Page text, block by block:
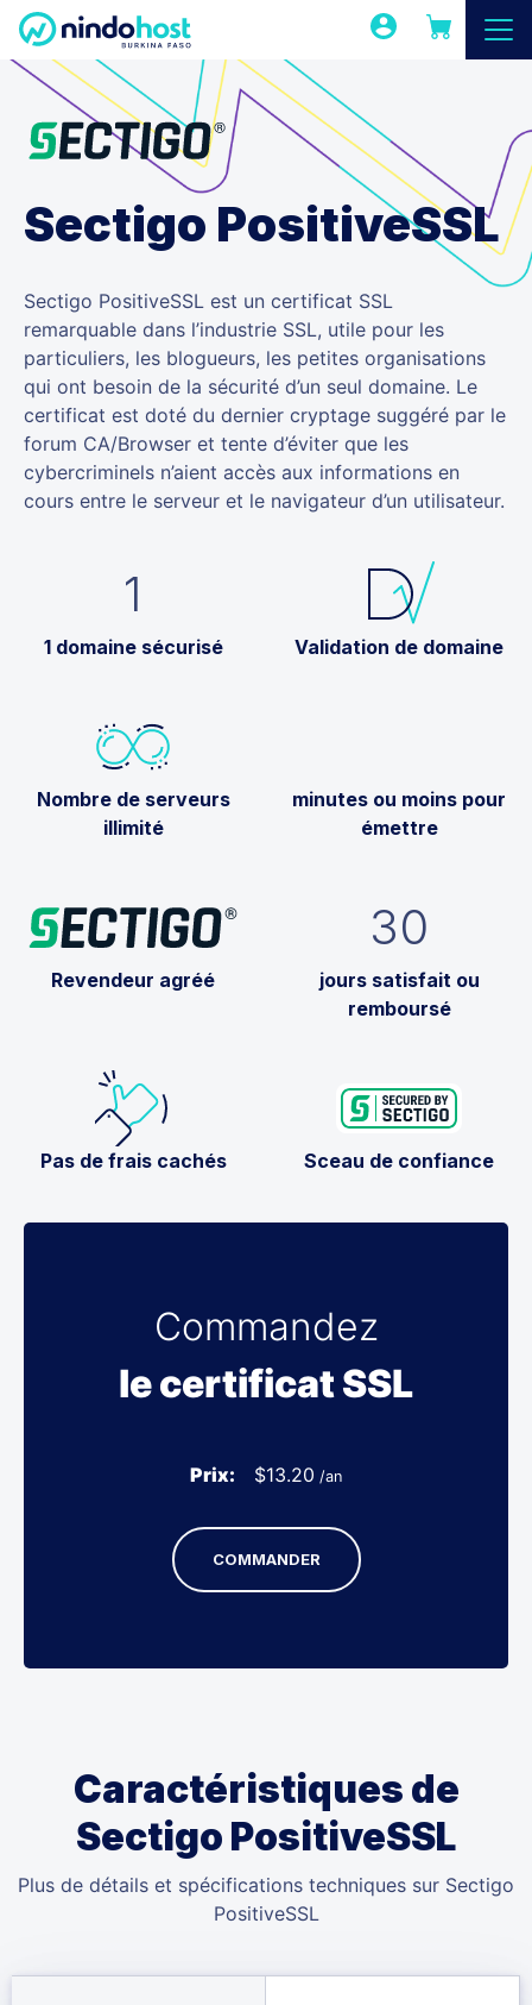
Sectigo PositiveSSL
Sectigo PositiveSSL est un certificat SSL
remarquable dans l’industrie SSL, utile pour les
particuliers, les blogueurs, les petites organisations
qui ont besoin de la sécurité d’un seul domaine. Le
certificat est doté du dernier cryptage suggéré par le
forum CA/Browser et tente d’éviter que les
cybercriminels n’aient accès aux informations en
cours entre le serveur et le navigateur d’un utilisateur.
1
1 domaine sécurisé Validation de domaine
Nombre de serveurs
illimité
minutes ou moins pour
émettre
Revendeur agréé
30
jours satisfait ou
remboursé
Pas de frais cachés Sceau de confiance
Commandez
le certificat SSL
Prix: $13.20 /an
COMMANDER
Caractéristiques de
Sectigo PositiveSSL
Plus de détails et spécifications techniques sur Sectigo
PositiveSSL